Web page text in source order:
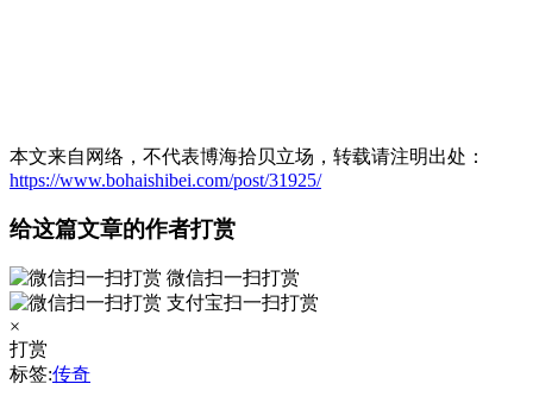
本文来自网络，不代表博海拾贝立场，转载请注明出处：
https://www.bohaishibei.com/post/31925/
给这篇文章的作者打赏
微信扫一扫打赏
支付宝扫一扫打赏
×
打赏
标签:传奇